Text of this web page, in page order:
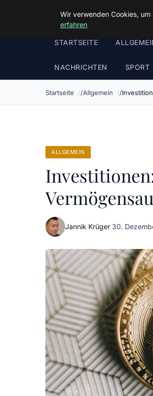
Malzminden
STARTSEITE
NACHRICHTEN SPORT
Startseite Allgemein
ALLGEMEIN
Jannik Krüger·30.
Wir verwenden Cookies,
erfahren